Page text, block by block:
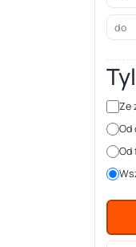
Ze
Od
Od